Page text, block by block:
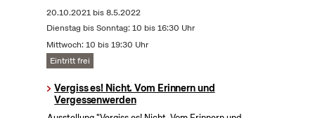
20.10.2021bis8.5.2022
Dienstag bis Sonntag: 10 bis 16:30 Uhr
Mittwoch: 10 bis 19:30 Uhr
Eintritt frei
Vergiss es! Nicht. Vom Erinnern und
Vergessenwerden